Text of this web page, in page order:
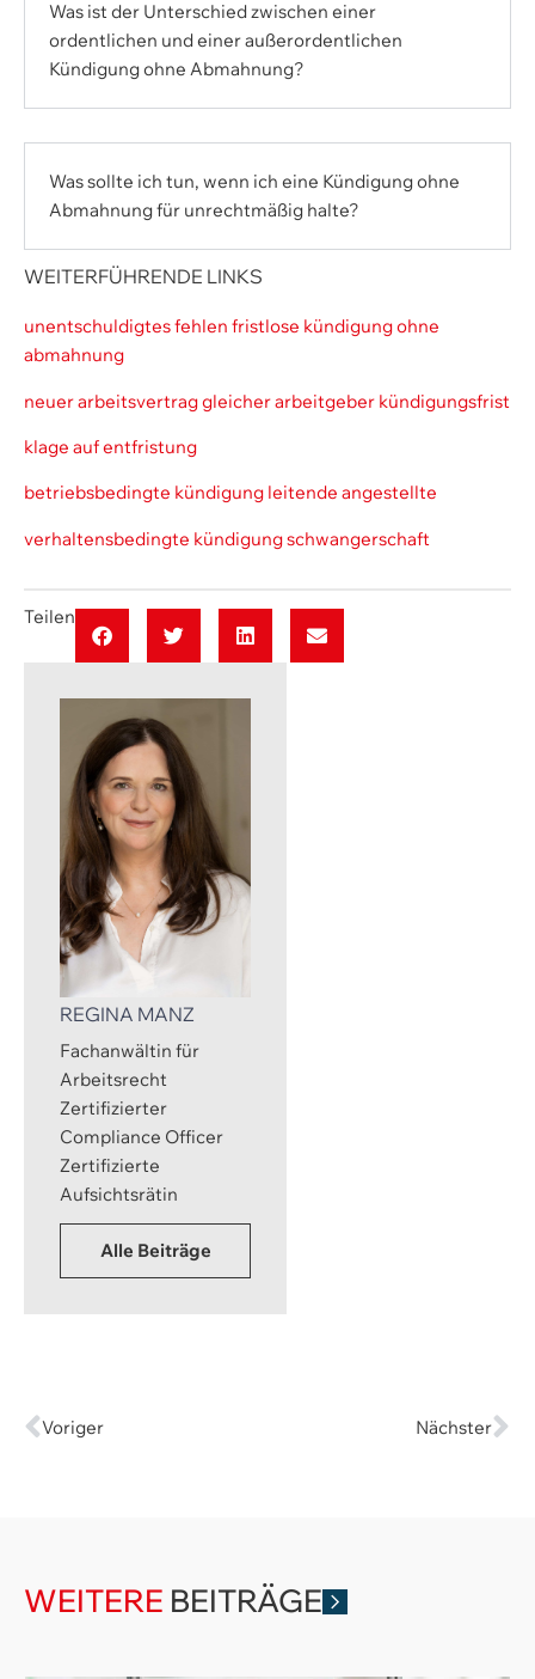
Was ist der Unterschied zwischen einer
ordentlichen und einer außerordentlichen
Kündigung ohne Abmahnung?
Was sollte ich tun, wenn ich eine Kündigung ohne
Abmahnung für unrechtmäßig halte?
WEITERFÜHRENDE LINKS
unentschuldigtes fehlen fristlose kündigung ohne
abmahnung
neuer arbeitsvertrag gleicher arbeitgeber kündigungsfrist
klage auf entfristung
betriebsbedingte kündigung leitende angestellte
verhaltensbedingte kündigung schwangerschaft
Teilen
REGINA MANZ
Fachanwältin für
Arbeitsrecht
Zertifizierter
Compliance Officer
Zertifizierte
Aufsichtsrätin
Alle Beiträge
Voriger Nächster
WEITERE BEITRÄGE